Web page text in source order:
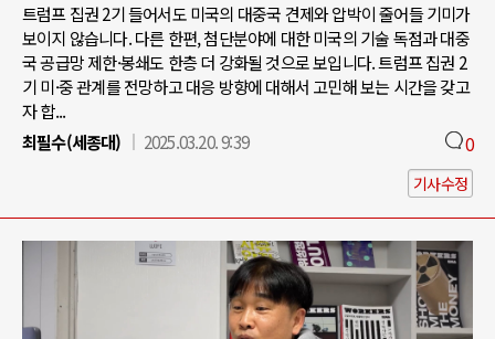
트럼프 집권 2기 들어서도 미국의 대중국 견제와 압박이 줄어들 기미가
보이지 않습니다. 다른 한편, 첨단분야에 대한 미국의 기술 독점과 대중
국 공급망 제한·봉쇄도 한층 더 강화될 것으로 보입니다. 트럼프 집권 2
기 미·중 관계를 전망하고 대응 방향에 대해서 고민해 보는 시간을 갖고
자 합...
최필수(세종대)
2025.03.20. 9:39 0
기사수정